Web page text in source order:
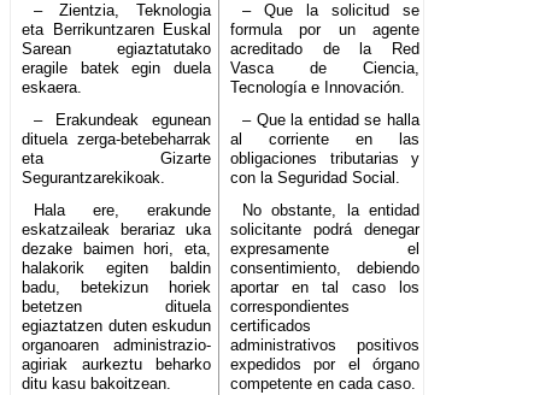
– Zientzia, Teknologia
eta Berrikuntzaren Euskal
Sarean egiaztatutako
eragile batek egin duela
eskaera.
– Que la solicitud se
formula por un agente
acreditado de la Red
Vasca de Ciencia,
Tecnología e Innovación.
– Erakundeak egunean
dituela zerga-betebeharrak
eta Gizarte
Segurantzarekikoak.
– Que la entidad se halla
al corriente en las
obligaciones tributarias y
con la Seguridad Social.
Hala ere, erakunde
eskatzaileak berariaz uka
dezake baimen hori, eta,
halakorik egiten baldin
badu, betekizun horiek
betetzen dituela
egiaztatzen duten eskudun
organoaren administrazio-
agiriak aurkeztu beharko
ditu kasu bakoitzean.
No obstante, la entidad
solicitante podrá denegar
expresamente el
consentimiento, debiendo
aportar en tal caso los
correspondientes
certificados
administrativos positivos
expedidos por el órgano
competente en cada caso.